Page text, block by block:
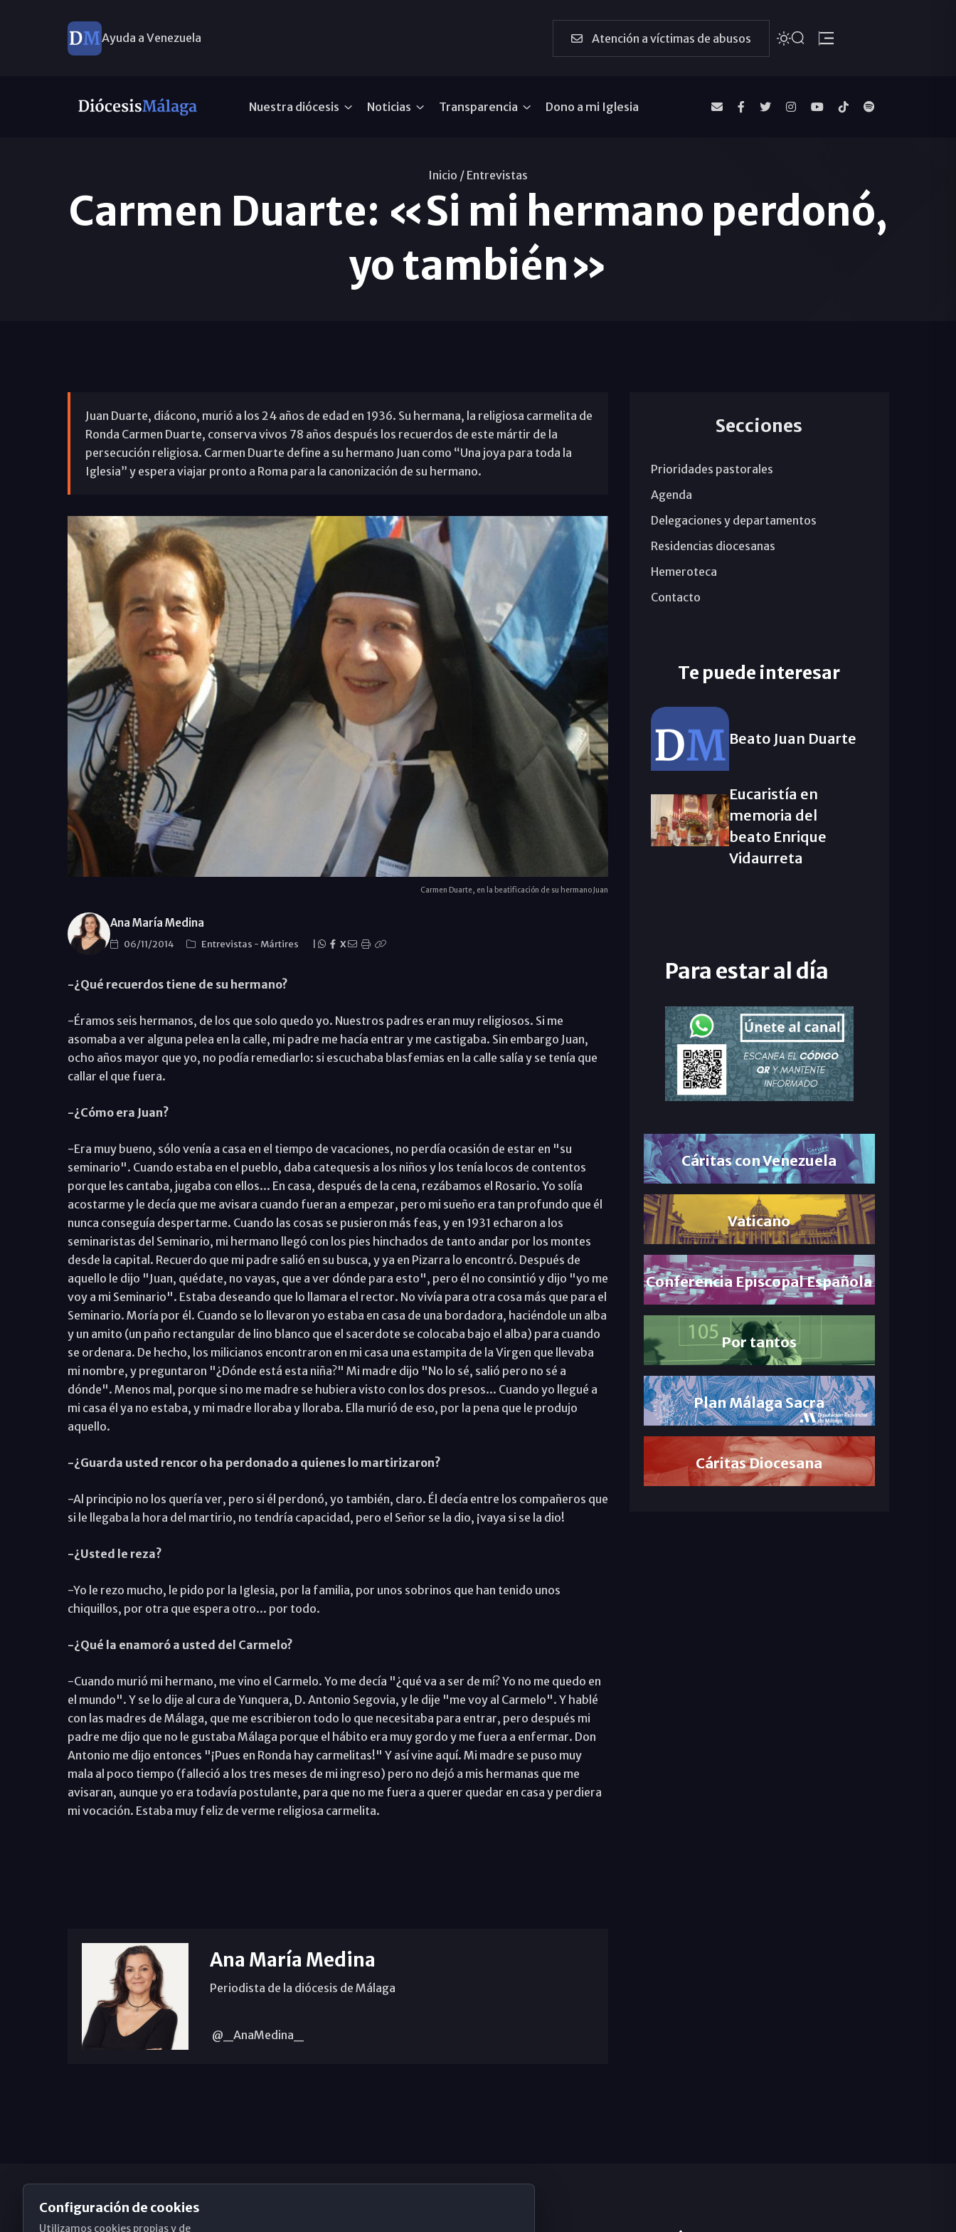
Ayuda a Venezuela Atención a víctimas de abusos
Nuestra diócesis Noticias Transparencia Dono a mi Iglesia
Inicio / Entrevistas
Carmen Duarte: «Si mi hermano perdonó,
yo también»
Juan Duarte, diácono, murió a los 24 años de edad en 1936. Su hermana, la religiosa carmelita de
Ronda Carmen Duarte, conserva vivos 78 años después los recuerdos de este mártir de la
persecución religiosa. Carmen Duarte define a su hermano Juan como “Una joya para toda la
Iglesia” y espera viajar pronto a Roma para la canonización de su hermano.
Carmen Duarte, en la beatificación de su hermano Juan
Ana María Medina
06/11/2014 Entrevistas - Mártires X
-¿Qué recuerdos tiene de su hermano?
-Éramos seis hermanos, de los que solo quedo yo. Nuestros padres eran muy religiosos. Si me
asomaba a ver alguna pelea en la calle, mi padre me hacía entrar y me castigaba. Sin embargo Juan,
ocho años mayor que yo, no podía remediarlo: si escuchaba blasfemias en la calle salía y se tenía que
callar el que fuera.
-¿Cómo era Juan?
-Era muy bueno, sólo venía a casa en el tiempo de vacaciones, no perdía ocasión de estar en "su
seminario". Cuando estaba en el pueblo, daba catequesis a los niños y los tenía locos de contentos
porque les cantaba, jugaba con ellos... En casa, después de la cena, rezábamos el Rosario. Yo solía
acostarme y le decía que me avisara cuando fueran a empezar, pero mi sueño era tan profundo que él
nunca conseguía despertarme. Cuando las cosas se pusieron más feas, y en 1931 echaron a los
seminaristas del Seminario, mi hermano llegó con los pies hinchados de tanto andar por los montes
desde la capital. Recuerdo que mi padre salió en su busca, y ya en Pizarra lo encontró. Después de
aquello le dijo "Juan, quédate, no vayas, que a ver dónde para esto", pero él no consintió y dijo "yo me
voy a mi Seminario". Estaba deseando que lo llamara el rector. No vivía para otra cosa más que para el
Seminario. Moría por él. Cuando se lo llevaron yo estaba en casa de una bordadora, haciéndole un alba
y un amito (un paño rectangular de lino blanco que el sacerdote se colocaba bajo el alba) para cuando
se ordenara. De hecho, los milicianos encontraron en mi casa una estampita de la Virgen que llevaba
mi nombre, y preguntaron "¿Dónde está esta niña?" Mi madre dijo "No lo sé, salió pero no sé a
dónde". Menos mal, porque si no me madre se hubiera visto con los dos presos... Cuando yo llegué a
mi casa él ya no estaba, y mi madre lloraba y lloraba. Ella murió de eso, por la pena que le produjo
aquello.
-¿Guarda usted rencor o ha perdonado a quienes lo martirizaron?
-Al principio no los quería ver, pero si él perdonó, yo también, claro. Él decía entre los compañeros que
si le llegaba la hora del martirio, no tendría capacidad, pero el Señor se la dio, ¡vaya si se la dio!
-¿Usted le reza?
-Yo le rezo mucho, le pido por la Iglesia, por la familia, por unos sobrinos que han tenido unos
chiquillos, por otra que espera otro... por todo.
-¿Qué la enamoró a usted del Carmelo?
-Cuando murió mi hermano, me vino el Carmelo. Yo me decía "¿qué va a ser de mí? Yo no me quedo en
el mundo". Y se lo dije al cura de Yunquera, D. Antonio Segovia, y le dije "me voy al Carmelo". Y hablé
con las madres de Málaga, que me escribieron todo lo que necesitaba para entrar, pero después mi
padre me dijo que no le gustaba Málaga porque el hábito era muy gordo y me fuera a enfermar. Don
Antonio me dijo entonces "¡Pues en Ronda hay carmelitas!" Y así vine aquí. Mi madre se puso muy
mala al poco tiempo (falleció a los tres meses de mi ingreso) pero no dejó a mis hermanas que me
avisaran, aunque yo era todavía postulante, para que no me fuera a querer quedar en casa y perdiera
mi vocación. Estaba muy feliz de verme religiosa carmelita.
Ana María Medina
Periodista de la diócesis de Málaga
@_AnaMedina_
Secciones
Prioridades pastorales
Agenda
Delegaciones y departamentos
Residencias diocesanas
Hemeroteca
Contacto
Te puede interesar
Beato Juan Duarte
Eucaristía en
memoria del
beato Enrique
Vidaurreta
Para estar al día
Cáritas con Venezuela
Vaticano
Conferencia Episcopal Española
Por tantos
Plan Málaga Sacra
Cáritas Diocesana
Configuración de cookies
Utilizamos cookies propias y de